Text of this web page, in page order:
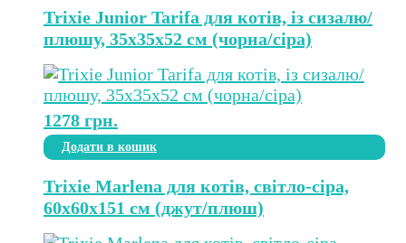
Trixie Junior Tarifa для котів, із сизалю/
плюшу, 35х35х52 см (чорна/сіра)
1278 грн.
Додати в кошик
Trixie Marlena для котів, світло-сіра,
60х60х151 см (джут/плюш)